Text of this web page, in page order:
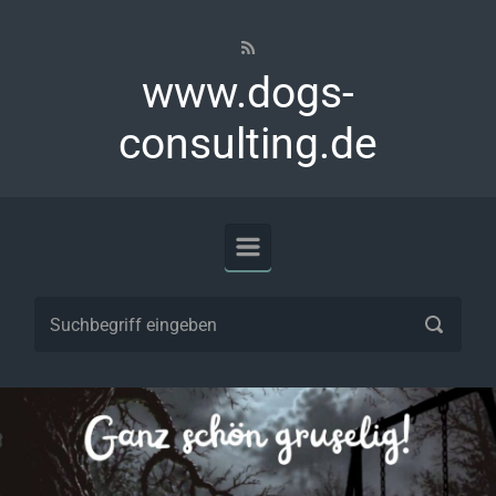
www.dogs-
consulting.de